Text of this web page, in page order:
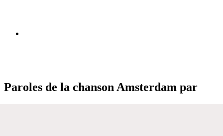
Paroles de la chanson Amsterdam par